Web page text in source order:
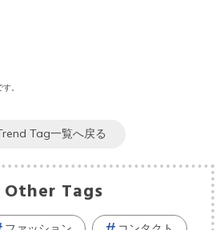
。
Tag一覧へ戻る
Other Tags